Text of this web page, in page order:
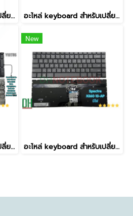
อะไหล่ keyboard สำหรับเปลี่ยน รุ่น EliteBook 840 G9 830 G9 845 G9 EliteBook 830 G9 G10 840 G9 G10 845 G9 1040 G9 G10 มีไฟ อะไหล่ keyboard สำหรับเปลี่ยน รุ่น ELITEBOOK 820 G3 820 G4, 725 G3,725 G4 BACKLIT มีไฟ มีปุ่มเมาส์
อะไหล่ keyboard สำหรับเปลี่ยน รุ่น Victus 16-D 16T-D 16-R 16-E 16-S TPN-Q263 TPN-Q264,Victus 15-FB 15-FB0015NR FB1013DX,15-FA 15-FB ไม่มีไฟ
New
อะไหล่ keyboard สำหรับเปลี่ยน รุ่น Spectre X360 13-AP,ENVY x360 13-AR,13-AG 13-AH มีไฟ